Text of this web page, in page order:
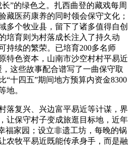
的绿色之。扎西曲登的藏戏每周
藏医药康养的同时领会保守文化；
多个牧业县，留下了诸多值得自创
培育则为村落成长注入了持久动
持续的繁荣。已培育200多名师
特色资本，山南市沙空村村平易近
这些故事配合谱写了一曲保守取
“十四五”期间地方预算内资金8300
地。
复兴、兴边富平易近等计谋，界
让保守村子变成旅逛目标地，近年
福家园；设立非遗工坊，每晚的锅
农牧平易近既能传承身手，而是融